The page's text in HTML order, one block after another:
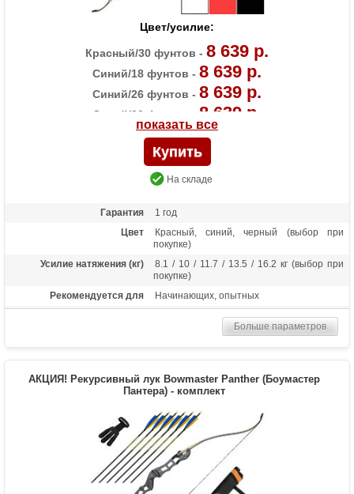
Цвет/усилие:
Красный/30 фунтов - 8 639 р.
Синий/18 фунтов - 8 639 р.
Синий/26 фунтов - 8 639 р.
Синий/30 фунтов - 8 639 р.
Черный/18 фунтов -8 639 р.
Черный/22 фунта -8 639 р.
Черный/30 фунтов -8 639 р.
показать все
На складе
Гарантия
1 год
Цвет
Красный, синий, черный (выбор при
покупке)
Усилие натяжения (кг)
8.1 / 10 / 11.7 / 13.5 / 16.2 кг (выбор при
покупке)
Рекомендуется для
Начинающих, опытных
Рукоять, плечи, шестигранники, тетива
Материалы изделия
Рукоятка - алюминий, плечи - дерево с
ламинатом
Особенности
Длина рукояти 23 дюйма
Больше параметров
АКЦИЯ! Рекурсивный лук Bowmaster Panther (Боумастер
Пантера) - комплект